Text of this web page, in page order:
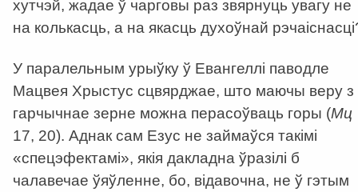
хутчэй, жадае ў чарговы раз звярнуць увагу не
на колькасць, а на якасць духоўнай
У паралельным урыўку ў Евангеллі паводле
Мацвея Хрыстус сцвярджае, што маючы веру з
гарчычнае зерне можна перасоўваць горы (Мц
17, 20). Аднак сам Езус не займаўся такімі
«спецэфектамі», якія дакладна ўразілі б
чалавечае ўяўленне, бо, відавочна, не ў гэтым